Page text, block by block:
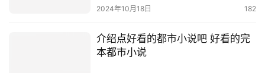
2024年10月18日 182
介绍点好看的都市小说吧 好看的完
本都市小说